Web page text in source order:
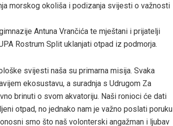
morskog okoliša i podizanja svijesti o važnosti
Antuna Vrančića te mještani i prijatelji
Rostrum Split uklanjati otpad iz podmorja.
svijesti naša su primarna misija. Svaka
ekosustavu, a suradnja s Udrugom Za
brinuti o svom akvatoriju. Naši ronioci će dati
otpad, no jednako nam je važno poslati poruku
smo što naš volonterski angažman i ljubav